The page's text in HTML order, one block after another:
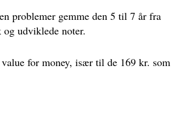
problemer gemme den 5 til 7 år fra
udviklede noter.
for money, især til de 169 kr. som